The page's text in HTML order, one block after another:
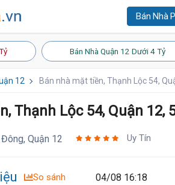
Bán Nhà
Bán Nhà Quận 12 Dưới 4 Tỷ
12 Bán nhà mặt tiền, Thạnh Lộc 54,
Thạnh Lộc 54, Quận 12,
Quận 12 Uy Tín
So sánh 04/08 16:18